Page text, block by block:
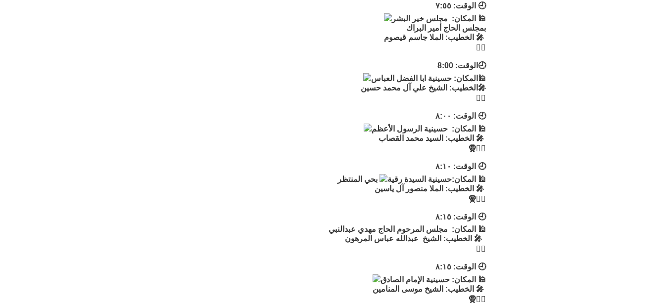
🕘 الوقت: ٧:٥٥
🕌 المكان: مجلس خير البشر
بمجلس الحاج أمير البراك
🎤 الخطيب: الملا جاسم قيصوم
👳‍♂
🕘الوقت: 8:00
🕌المكان: حسينية ابا الفضل العباس
🎤الخطيب: الشيخ علي آل محمد حسين
👳‍♂️
🕘 الوقت: ٨:٠٠
🕌 المكان: حسينية الرسول الأعظم
🎤 الخطيب: السيد محمد القصاب
👳‍♂🧕
🕘 الوقت: ٨:١٠
🕌 المكان:حسينية السيدة رقية
بحي المنتظر
🎤 الخطيب: الملا منصور آل ياسين
👳‍♂🧕
🕘 الوقت: ٨:١٥
🕌 المكان: مجلس المرحوم الحاج مهدي عبدالنبي
🎤 الخطيب: الشيخ عبدالله عباس المرهون
👳‍♂
🕘 الوقت: ٨:١٥
🕌 المكان: حسينية الإمام الصادق
🎤 الخطيب: الشيخ موسى المنامين
👳‍♂🧕